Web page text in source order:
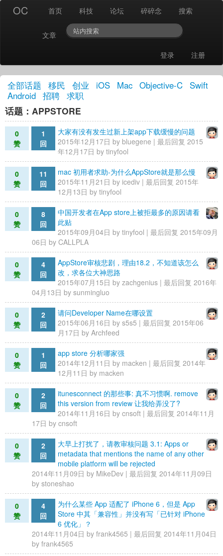
OC 首页 科技 论坛 碎碎念 搜索
文章
登录
注册
全部话题 移民 创业 iOS Mac Objective-C
Swift
Android 招聘 求职
话题：APPSTORE
0
赞
1
回
大家有没有发生过新上架app下载缓慢的问题
2015年12月17日 by bluegene | 最后回复 2015
年12月17日 by tinyfool
0
赞
11
回
mac 初用者求助-为什么AppStore就是那么慢
2015年11月21日 by icediv | 最后回复 2015年
12月13日 by tinyfool
0
赞
8
回
中国开发者在App store上被拒最多的原因请看
此贴
2015年09月04日 by tinyfool | 最后回复 2015年09月
06日 by CALLPLA
0
赞
4
回
AppStore审核悲剧，理由18.2，不知道该怎么
改，求各位大神思路
2015年07月15日 by zachgenius | 最后回复 2016年
04月13日 by sunmingluo
0
赞
2
回
请问Developer Name在哪设置
2015年06月16日 by s5s5 | 最后回复 2015年06
月17日 by Archfeed
0
赞
1
回
app store 分析哪家强
2014年12月11日 by macken | 最后回复 2014年
12月11日 by macken
0
赞
2
回
itunesconnect 的那些事: 真不习惯啊. remove
this version from review 让我给弄没了?
2014年11月16日 by cnsoft | 最后回复 2014年11月
17日 by cnsoft
0
赞
2
回
大早上打扰了，请教审核问题 3.1: Apps or
metadata that mentions the name of any other
mobile platform will be rejected
2014年11月09日 by MikeDev | 最后回复 2014年11月09日
by stoneshao
0
赞
4
回
为什么某些 App 适配了 iPhone 6，但是 App
Store 中其「兼容性」并没有写「已针对 iPhone
6 优化」？
2014年11月04日 by frank4565 | 最后回复 2014年11月04日
by frank4565